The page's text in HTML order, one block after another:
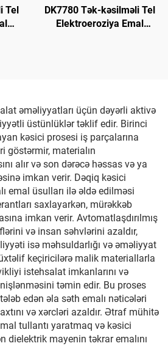
Tel
DK7780 Tək-kəsilməli Tel
Elektroeroziya Emal
əməliyyatları üçün dəyərli aktivə
üstünlüklər təklif edir. Birinci
kəsici prosesi iş parçalarına
göstərmir, materialın
alır və son dərəcə həssas və ya
imkan verir. Dəqiq kəsici
emal üsulları ilə əldə edilməsi
saxlayarkən, mürəkkəb
imkan verir. Avtomatlaşdırılmış
və insan səhvlərini azaldır,
isə məhsuldarlığı və əməliyyat
keçiricilərə malik materiallarla
istehsalat imkanlarını və
təmin edir. Bu proses
edən əla səth emalı nəticələri
və xərcləri azaldır. Ətraf mühitə
tullantı yaratmaq və kəsici
dielektrik mayenin təkrar emalını